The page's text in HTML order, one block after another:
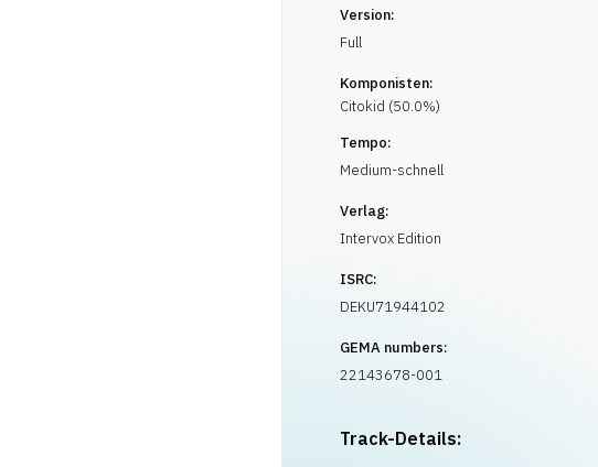
Version:
Full
Komponisten:
Citokid (50.0%)
Tempo:
Medium-schnell
Verlag:
Intervox Edition
ISRC:
DEKU71944102
GEMA numbers:
22143678-001
Track-Details: